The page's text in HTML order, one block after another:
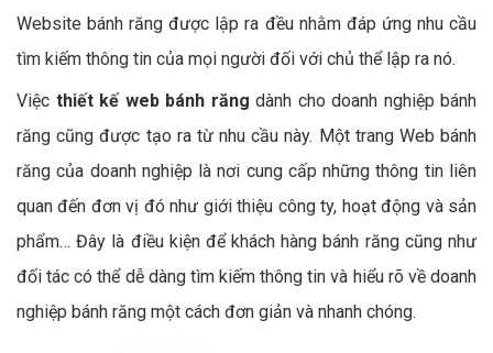
Website bánh răng được lập ra đều nhằm đáp ứng nhu cầu
tìm kiếm thông tin của mọi người đối với chủ thể lập ra nó.
Việc thiết kế web bánh răng dành cho doanh nghiệp bánh
răng cũng được tạo ra từ nhu cầu này. Một trang Web bánh
răng của doanh nghiệp là nơi cung cấp những thông tin liên
quan đến đơn vị đó như giới thiệu công ty, hoạt động và sản
phẩm… Đây là điều kiện để khách hàng bánh răng cũng như
đối tác có thể dễ dàng tìm kiếm thông tin và hiểu rõ về doanh
nghiệp bánh răng một cách đơn giản và nhanh chóng.